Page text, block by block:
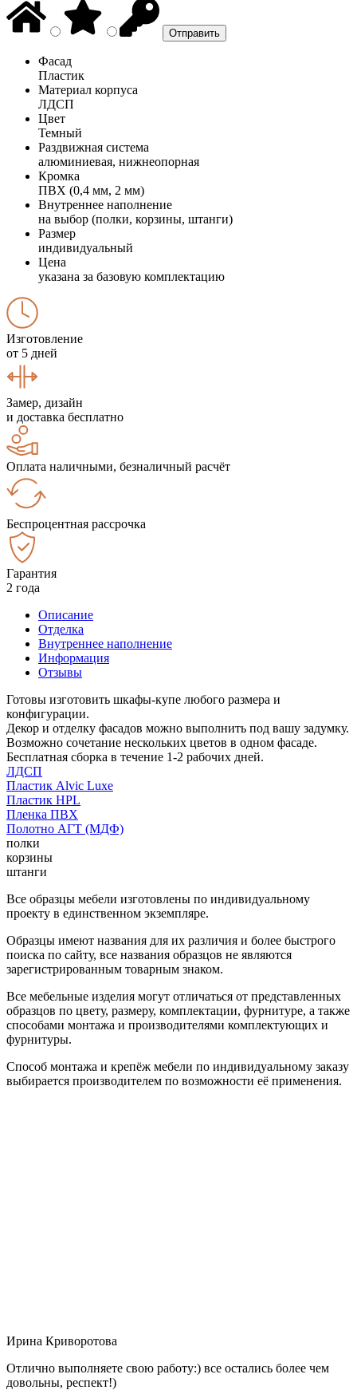
Фасад
Пластик
Материал корпуса
ЛДСП
Цвет
Темный
Раздвижная система
алюминиевая, нижнеопорная
Кромка
ПВХ (0,4 мм, 2 мм)
Внутреннее наполнение
на выбор (полки, корзины, штанги)
Размер
индивидуальный
Цена
указана за базовую комплектацию
Изготовление
от 5 дней
Замер, дизайн
и доставка бесплатно
Оплата наличными, безналичный расчёт
Беспроцентная рассрочка
Гарантия
2 года
Описание
Отделка
Внутреннее наполнение
Информация
Отзывы
Готовы изготовить шкафы-купе любого размера и
конфигурации.
Декор и отделку фасадов можно выполнить под вашу задумку.
Возможно сочетание нескольких цветов в одном фасаде.
Бесплатная сборка в течение 1-2 рабочих дней.
ЛДСП
Пластик Alvic Luxe
Пластик HPL
Пленка ПВХ
Полотно АГТ (МДФ)
полки
корзины
штанги
Все образцы мебели изготовлены по индивидуальному
проекту в единственном экземпляре.
Образцы имеют названия для их различия и более быстрого
поиска по сайту, все названия образцов не являются
зарегистрированным товарным знаком.
Все мебельные изделия могут отличаться от представленных
образцов по цвету, размеру, комплектации, фурнитуре, а также
способами монтажа и производителями комплектующих и
фурнитуры.
Способ монтажа и крепёж мебели по индивидуальному заказу
выбирается производителем по возможности её применения.
Ирина Криворотова
Отлично выполняете свою работу:) все остались более чем
довольны, респект!)